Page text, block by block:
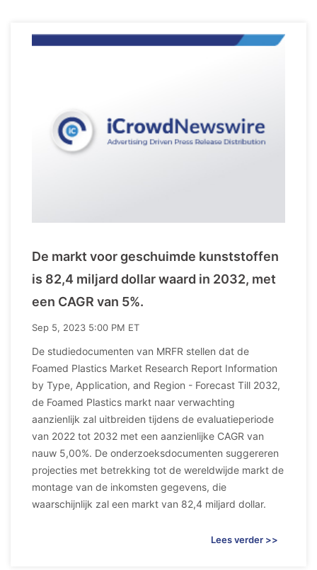
De markt voor geschuimde kunststoffen
is 82,4 miljard dollar waard in 2032, met
een CAGR van 5%.
Sep 5, 2023 5:00 PM ET
De studiedocumenten van MRFR stellen dat de
Foamed Plastics Market Research Report Information
by Type, Application, and Region - Forecast Till 2032,
de Foamed Plastics markt naar verwachting
aanzienlijk zal uitbreiden tijdens de evaluatieperiode
van 2022 tot 2032 met een aanzienlijke CAGR van
nauw 5,00%. De onderzoeksdocumenten suggereren
projecties met betrekking tot de wereldwijde markt de
montage van de inkomsten gegevens, die
waarschijnlijk zal een markt van 82,4 miljard dollar.
Lees verder >>